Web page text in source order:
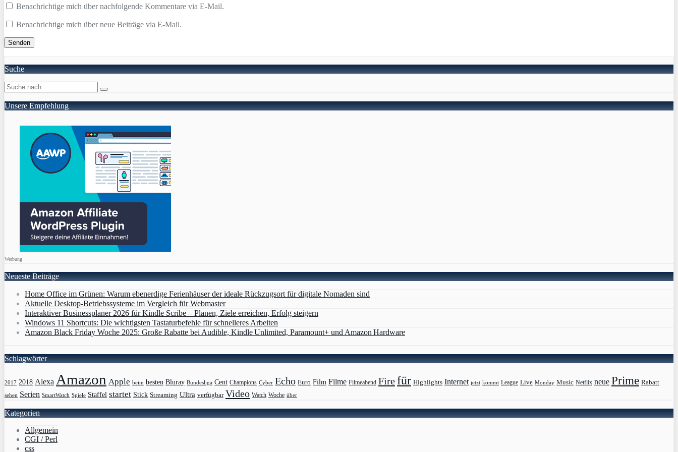
Benachrichtige mich über nachfolgende Kommentare via E-Mail.
Benachrichtige mich über neue Beiträge via E-Mail.
Suche
Unsere Empfehlung
Werbung
Neueste Beiträge
Home Office im Grünen: Warum ebenerdige Ferienhäuser der ideale Rückzugsort für digitale Nomaden sind
Aktuelle Desktop-Betriebssysteme im Vergleich für Webmaster
Interaktiver Businessplaner 2026 für Kindle Scribe – Planen, Ziele erreichen, Erfolg steigern
Windows 11 Shortcuts: Die wichtigsten Tastaturbefehle für schnelleres Arbeiten
Amazon Black Friday Woche 2025: Große Rabatte bei Audible, Kindle Unlimited, Paramount+ und Amazon Hardware
Schlagwörter
2017 2018 Alexa Amazon Apple beim besten Bluray Bundesliga Cent Champions Cyber Echo Euro Film Filme Filmeabend Firefür Highlights Internet jetzt kommt League Live Monday Music Netflix neue Prime Rabatt
sehen Serien SmartWatch Spiele Staffel startet Stick Streaming Ultra verfügbar Video Watch Woche über
Kategorien
Allgemein
CGI / Perl
css